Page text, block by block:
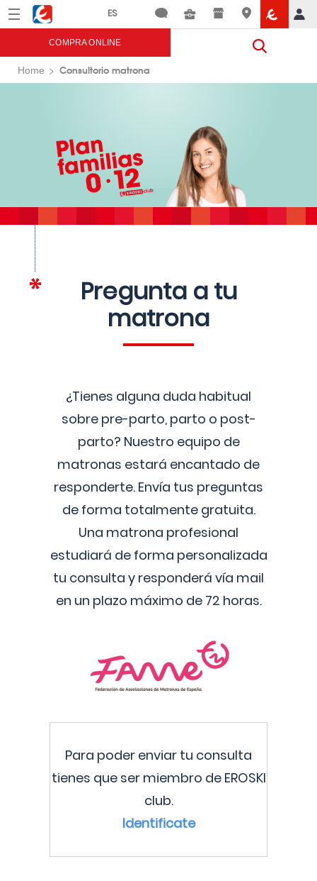
Menú Eroski
COMPRA ONLINE
Home Consultorio matrona
Pregunta a tu
matrona
¿Tienes alguna duda habitual
sobre pre-parto, parto o post-
parto? Nuestro equipo de
matronas estará encantado de
responderte. Envía tus preguntas
de forma totalmente gratuita.
Una matrona profesional
estudiará de forma personalizada
tu consulta y responderá vía mail
en un plazo máximo de 72 horas.
Para poder enviar tu consulta
tienes que ser miembro de EROSKI
club.
Identificate